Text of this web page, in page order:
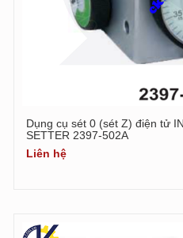
Dụng cụ sét 0 (sét Z) điện tử
SETTER 2397-502A
Liên hệ